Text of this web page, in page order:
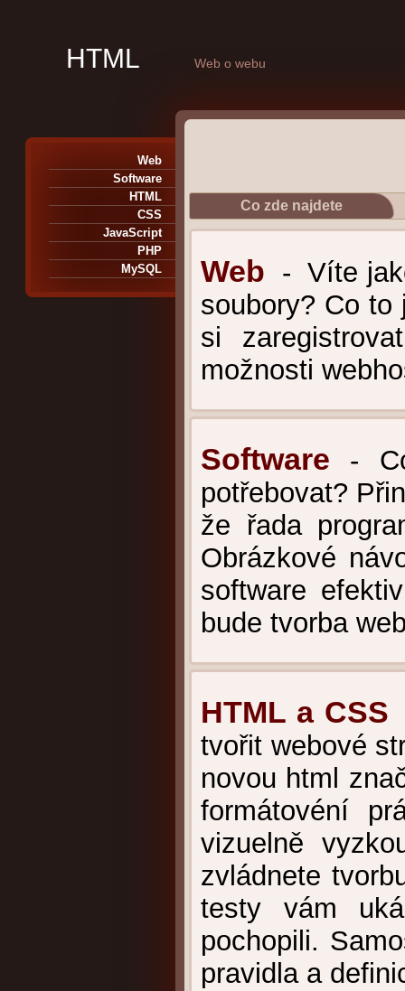
HTML Web o webu
Co zde najdete
Web - Víte
soubory? Co
si
možnosti
Software -
potřebovat?
že řada
Obrázkové
software
bude tvorba
HTML a CSS
tvořit webové
novou html
formátovéní
vizuelně
zvládnete
testy vám
pochopili.
pravidla a
Web
Software
HTML
CSS
JavaScript
PHP
MySQL